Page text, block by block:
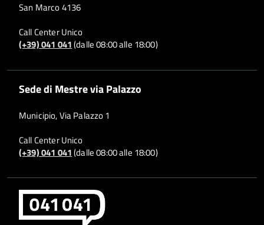
San Marco 4136
Call Center Unico
(+39) 041 041(dalle 08:00 alle 18:00)
Sede di Mestre via Palazzo
Municipio, Via Palazzo 1
Call Center Unico
(+39) 041 041(dalle 08:00 alle 18:00)